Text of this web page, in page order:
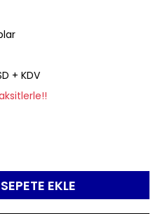
+ KDV
SEPETE EKLE